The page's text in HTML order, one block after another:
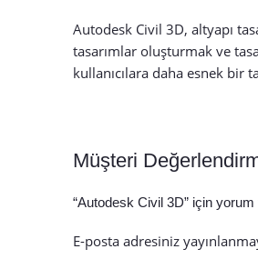
Autodesk Civil 3D, altyapı
tasarımlar oluşturmak ve
kullanıcılara daha esnek bir
Müşteri
“Autodesk Civil 3D” için
E-posta adresiniz